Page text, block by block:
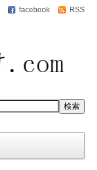
facebook RSS